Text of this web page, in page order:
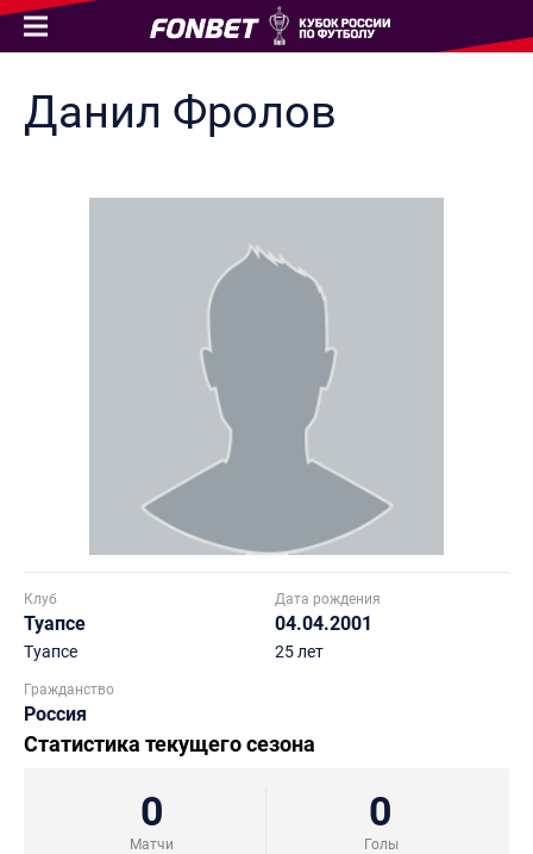
Данил Фролов
Клуб
Туапсе
Туапсе
Дата рождения
04.04.2001
25 лет
Гражданство
Россия
Статистика текущего сезона
0
Матчи
0
Голы